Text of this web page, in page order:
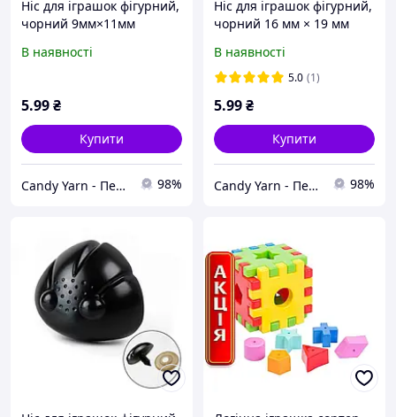
Ніс для іграшок фігурний,
чорний 9мм×11мм
В наявності
5.99₴
Купити
Candy Yarn - Перший дискаунтер пряжі 98%
Ніс для іграшок фігурний,
чорний 16 мм × 19 мм
В наявності
5.0 (1)
5.99₴
Купити
Candy Yarn - Перший дискаунтер пряжі 98%